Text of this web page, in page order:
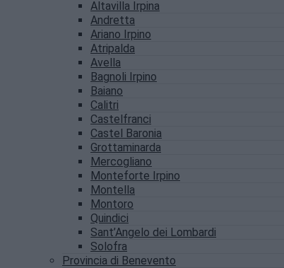
Altavilla Irpina
Andretta
Ariano Irpino
Atripalda
Avella
Bagnoli Irpino
Baiano
Calitri
Castelfranci
Castel Baronia
Grottaminarda
Mercogliano
Monteforte Irpino
Montella
Montoro
Quindici
Sant’Angelo dei Lombardi
Solofra
Provincia di Benevento